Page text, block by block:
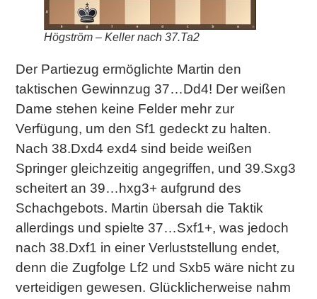
Högström – Keller nach 37.Ta2
Der Partiezug ermöglichte Martin den
taktischen Gewinnzug 37…Dd4! Der weißen
Dame stehen keine Felder mehr zur
Verfügung, um den Sf1 gedeckt zu halten.
Nach 38.Dxd4 exd4 sind beide weißen
Springer gleichzeitig angegriffen, und 39.Sxg3
scheitert an 39…hxg3+ aufgrund des
Schachgebots. Martin übersah die Taktik
allerdings und spielte 37…Sxf1+, was jedoch
nach 38.Dxf1 in einer Verluststellung endet,
denn die Zugfolge Lf2 und Sxb5 wäre nicht zu
verteidigen gewesen. Glücklicherweise nahm